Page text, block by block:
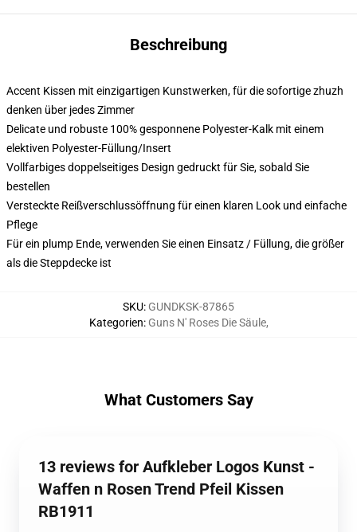
Beschreibung
Accent Kissen mit einzigartigen Kunstwerken, für die sofortige zhuzh
denken über jedes Zimmer
Delicate und robuste 100% gesponnene Polyester-Kalk mit einem
elektiven Polyester-Füllung/Insert
Vollfarbiges doppelseitiges Design gedruckt für Sie, sobald Sie
bestellen
Versteckte Reißverschlussöffnung für einen klaren Look und einfache
Pflege
Für ein plump Ende, verwenden Sie einen Einsatz / Füllung, die größer
als die Steppdecke ist
SKU: GUNDKSK-87865
Kategorien: Guns N' Roses Die Säule,
What Customers Say
13 reviews for Aufkleber Logos Kunst -
Waffen n Rosen Trend Pfeil Kissen
RB1911